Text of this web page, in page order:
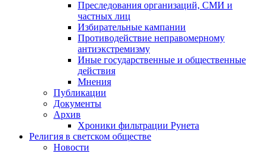
Преследования организаций, СМИ и
частных лиц
Избирательные кампании
Противодействие неправомерному
антиэкстремизму
Иные государственные и общественные
действия
Мнения
Публикации
Документы
Архив
Хроники фильтрации Рунета
Религия в светском обществе
Новости